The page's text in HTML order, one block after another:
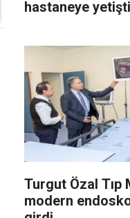
hastaneye
Turgut Özal Tıp
modern